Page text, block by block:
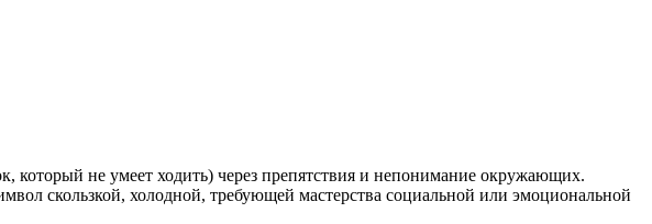
не умеет ходить) через препятствия и непонимание окружающих.
скользкой, холодной, требующей мастерства социальной или эмоциональной